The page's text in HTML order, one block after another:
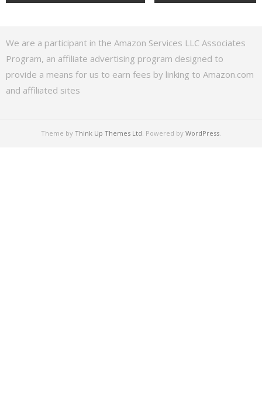
We are a participant in the Amazon Services LLC Associates
Program, an affiliate advertising program designed to
provide a means for us to earn fees by linking to Amazon.com
and affiliated sites
Theme by Think Up Themes Ltd . Powered by WordPress